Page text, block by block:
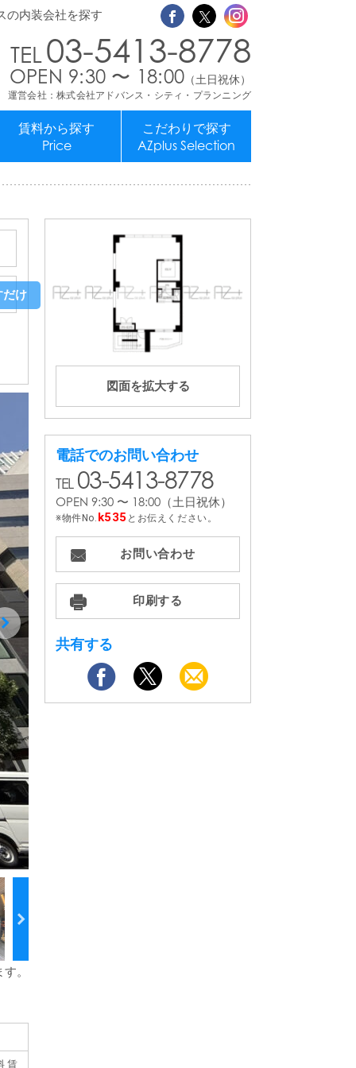
の内装会社を探す
賃料から探す
Price
こだわりで探す
AZplus Selection
03-5413-8778
OPEN 9:30 〜 18:00 （土日祝休）
運営会社：株式会社アドバンス・シティ・プランニング
。
賃
電話でのお問い合わせ
03-5413-8778
OPEN 9:30 〜 18:00 （土日祝休）
物件No. k535 とお伝えください。
お問い合わせ
印刷する
共有する